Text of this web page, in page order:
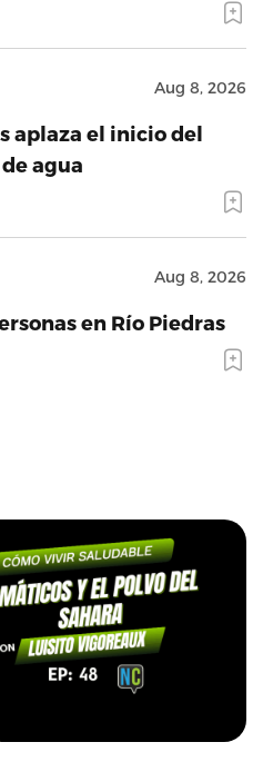
Aug 8, 2026
aplaza el inicio del
agua
Aug 8, 2026
en Río Piedras